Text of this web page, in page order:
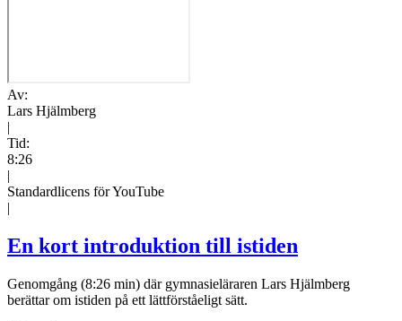
Av:
Lars Hjälmberg
|
Tid:
8:26
|
Standardlicens för YouTube
|
En kort introduktion till istiden
Genomgång (8:26 min) där gymnasieläraren Lars Hjälmberg
berättar om istiden på ett lättförståeligt sätt.